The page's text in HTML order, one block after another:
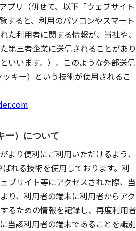
プリ（併せて、以下「ウェブサイト
すると、利用のパソコンやスマート
た利用者に関する情報が、当社や、
第三者企業に送信されることがあり
いいます。）。このような外部送信
キー）という技術が使用されるこ
ー）について
より便利にご利用いただけるよう、
れる技術を使用しております。利
ブサイト等にアクセスされた際、当
り、利用者の端末に利用者からアク
るための情報を記録し、再度利用者
当該利用者の端末であることを識別